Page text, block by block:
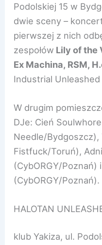
Podolskiej 15 w
dwie sceny –
pierwszej z nich
zespołów Lily of the
Ex Machina, RSM,
Industrial Unleashed
W drugim
DJe: Cień
Needle/
Fistfuck/Toruń),
(CybORGY/Poznań)
(CybORGY/Poznań).
HALOTAN
klub Yakiza, ul.